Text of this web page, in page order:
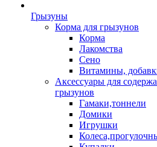
Грызуны
Корма для грызунов
Корма
Лакомства
Сено
Витамины,
Аксессуары для
грызунов
Гамаки,тоннели
Домики
Игрушки